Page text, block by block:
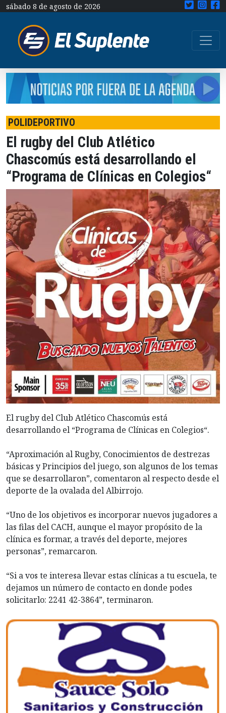
sábado 8 de agosto de 2026
POLIDEPORTIVO
El rugby del Club Atlético
Chascomús está desarrollando el
“Programa de Clínicas en Colegios“
El rugby del Club Atlético Chascomús está
desarrollando el “Programa de Clínicas en Colegios“.
“Aproximación al Rugby, Conocimientos de destrezas
básicas y Principios del juego, son algunos de los temas
que se desarrollaron”, comentaron al respecto desde el
deporte de la ovalada del Albirrojo.
“Uno de los objetivos es incorporar nuevos jugadores a
las filas del CACH, aunque el mayor propósito de la
clínica es formar, a través del deporte, mejores
personas”, remarcaron.
“Si a vos te interesa llevar estas clínicas a tu escuela, te
dejamos un número de contacto en donde podes
solicitarlo: 2241 42-3864”, terminaron.